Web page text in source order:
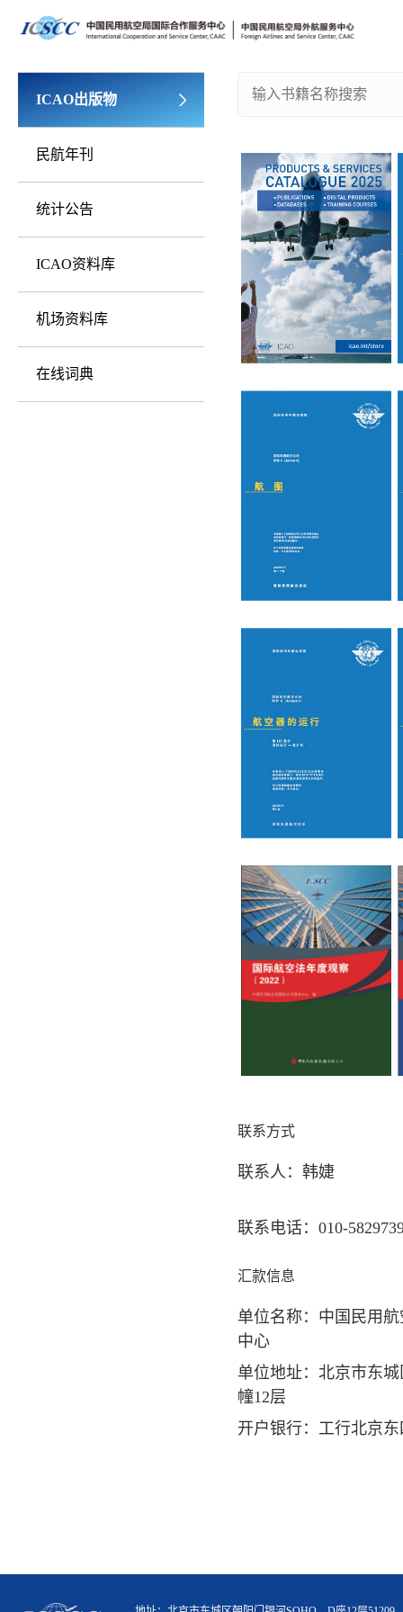
ICAO出版物
民航年刊
统计公告
ICAO资料库
机场资料库
在线词典
联系方式
联系人：韩婕
联系电话：010-
汇款信息
单位名称：中国民用
中心
单位地址：北京市东
幢12层
开户银行：工行北京